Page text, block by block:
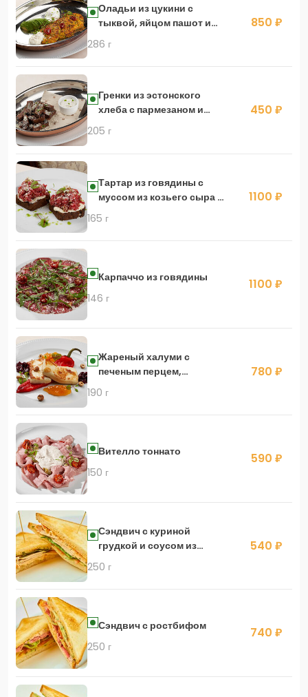
Оладьи из цукини с
тыквой, яйцом пашот и
Страчателлой
286 г
850 ₽
Гренки из эстонского
хлеба с пармезаном и
трюфельным соусом
205 г
450 ₽
Тартар из говядины с
муссом из козьего сыра на
эстонском хлебе
165 г
1100 ₽
Карпаччо из говядины
146 г
1100 ₽
Жареный халуми с
печеным перцем,
конфитюром и лесным
орехом
190 г
780 ₽
Вителло тоннато
150 г
590 ₽
Сэндвич с куриной
грудкой и соусом из
печеного перца
250 г
540 ₽
Сэндвич с ростбифом
250 г
740 ₽